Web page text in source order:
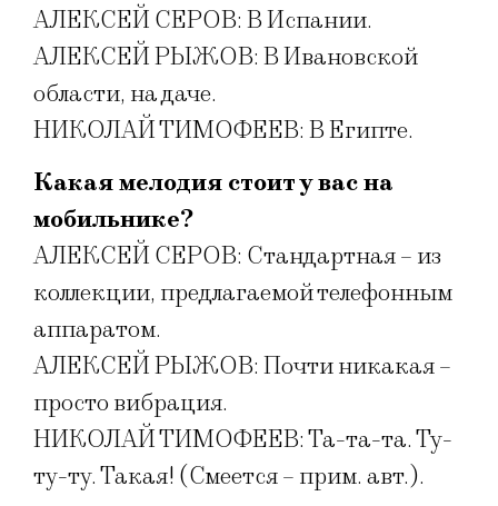
АЛЕКСЕЙ СЕРОВ: В Испании.
АЛЕКСЕЙ РЫЖОВ: В Ивановской
области, на даче.
НИКОЛАЙ ТИМОФЕЕВ: В Египте.
Какая мелодия стоит у вас на
мобильнике?
АЛЕКСЕЙ СЕРОВ: Стандартная – из
коллекции, предлагаемой телефонным
аппаратом.
АЛЕКСЕЙ РЫЖОВ: Почти никакая –
просто вибрация.
НИКОЛАЙ ТИМОФЕЕВ: Та-та-та. Ту-
ту-ту. Такая! (Смеется – прим. авт.).